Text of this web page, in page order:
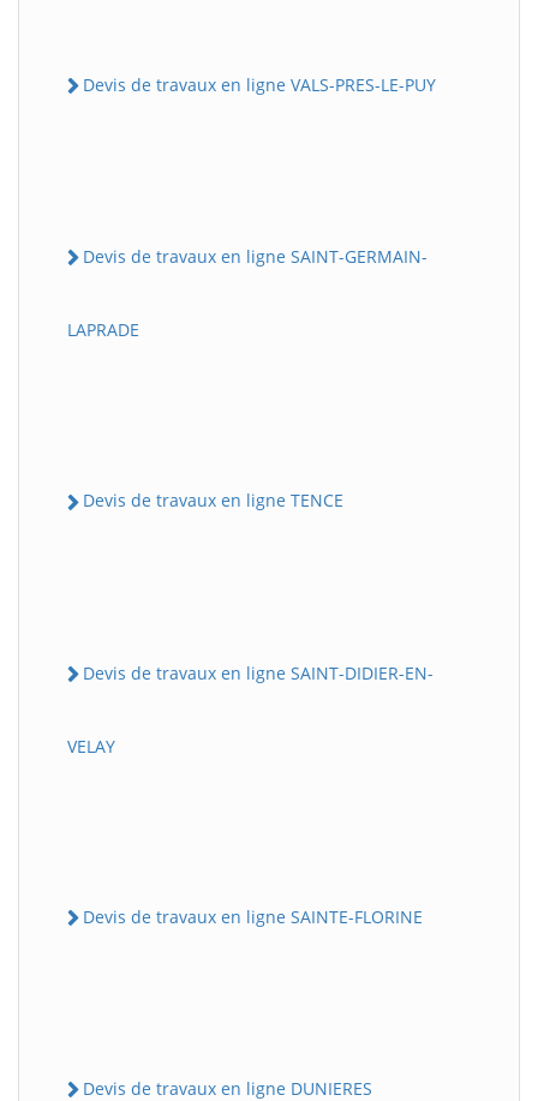
Devis de travaux en ligne VALS-PRES-LE-PUY
Devis de travaux en ligne SAINT-GERMAIN-
LAPRADE
Devis de travaux en ligne TENCE
Devis de travaux en ligne SAINT-DIDIER-EN-
VELAY
Devis de travaux en ligne SAINTE-FLORINE
Devis de travaux en ligne DUNIERES